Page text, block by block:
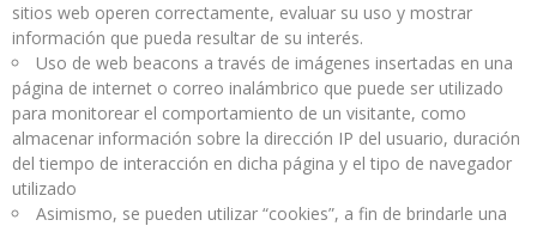
sitios web operen correctamente, evaluar su uso y mostrar
información que pueda resultar de su interés.
Uso de web beacons a través de imágenes insertadas en una
página de internet o correo inalámbrico que puede ser utilizado
para monitorear el comportamiento de un visitante, como
almacenar información sobre la dirección IP del usuario, duración
del tiempo de interacción en dicha página y el tipo de navegador
utilizado
Asimismo, se pueden utilizar “cookies”, a fin de brindarle una